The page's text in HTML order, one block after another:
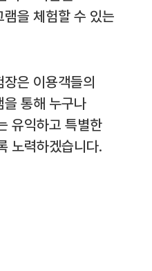
을 체험할 수 있는
은 이용객들의
통해 누구나
유익하고 특별한
노력하겠습니다.